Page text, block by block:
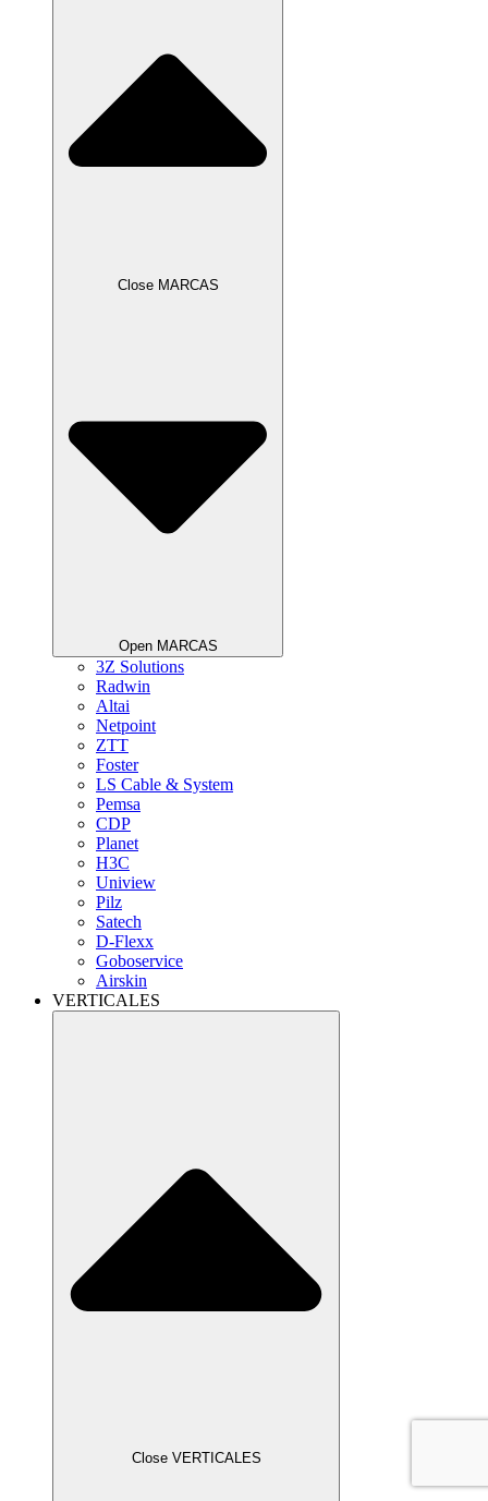
Close MARCAS
Open MARCAS
3Z Solutions
Radwin
Altai
Netpoint
ZTT
Foster
LS Cable & System
Pemsa
CDP
Planet
H3C
Uniview
Pilz
Satech
D-Flexx
Goboservice
Airskin
VERTICALES
Close VERTICALES